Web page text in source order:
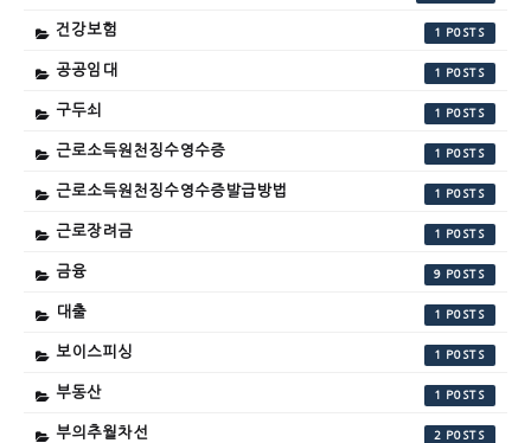
건강보험 1
공공임대 1
구두쇠 1
근로소득원천징수영수증 1
근로소득원천징수영수증발급방법 1
근로장려금 1
금융 9
대출 1
보이스피싱 1
부동산 1
부의추월차선 2